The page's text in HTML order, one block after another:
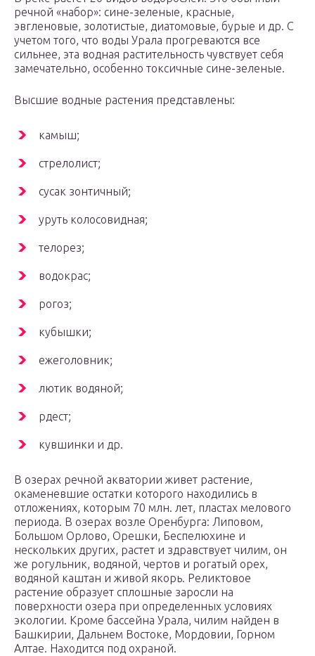
речной «набор»: сине-зеленые, красные,
эвгленовые, золотистые, диатомовые, бурые и др. С
учетом того, что воды Урала прогреваются все
сильнее, эта водная растительность чувствует себя
замечательно, особенно токсичные сине-зеленые.
Высшие водные растения представлены:
камыш;
стрелолист;
сусак зонтичный;
уруть колосовидная;
телорез;
водокрас;
рогоз;
кубышки;
ежеголовник;
лютик водяной;
рдест;
кувшинки и др.
В озерах речной акватории живет растение,
окаменевшие остатки которого находились в
отложениях, которым 70 млн. лет, пластах мелового
периода. В озерах возле Оренбурга: Липовом,
Большом Орлово, Орешки, Беспелюхине и
нескольких других, растет и здравствует чилим, он
же рогульник, водяной, чертов и рогатый орех,
водяной каштан и живой якорь. Реликтовое
растение образует сплошные заросли на
поверхности озера при определенных условиях
экологии. Кроме бассейна Урала, чилим найден в
Башкирии, Дальнем Востоке, Мордовии, Горном
Алтае. Находится под охраной.